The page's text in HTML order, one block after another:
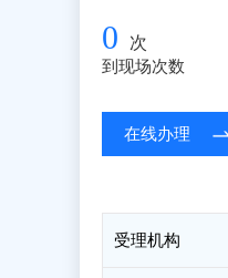
0 次
到现场次数
在线办理
受理机构